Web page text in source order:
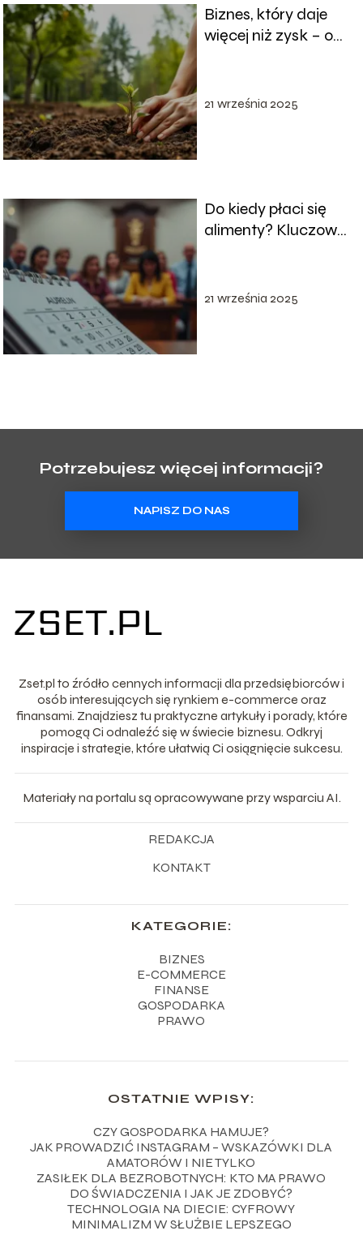
Biznes, który daje
więcej niż zysk – o
regeneracyjnej
21 września 2025
Do kiedy płaci się
alimenty? Kluczowe
21 września 2025
Potrzebujesz więcej informacji?
NAPISZ DO NAS
Zset.pl to źródło cennych informacji dla przedsiębiorców i
osób interesujących się rynkiem e-commerce oraz
finansami. Znajdziesz tu praktyczne artykuły i porady, które
pomogą Ci odnaleźć się w świecie biznesu. Odkryj
inspiracje i strategie, które ułatwią Ci osiągnięcie sukcesu.
Materiały na portalu są opracowywane przy wsparciu AI.
REDAKCJA
KONTAKT
KATEGORIE:
BIZNES
E-COMMERCE
FINANSE
GOSPODARKA
PRAWO
OSTATNIE WPISY:
CZY GOSPODARKA HAMUJE?
JAK PROWADZIĆ INSTAGRAM – WSKAZÓWKI DLA
AMATORÓW I NIE TYLKO
ZASIŁEK DLA BEZROBOTNYCH: KTO MA PRAWO
DO ŚWIADCZENIA I JAK JE ZDOBYĆ?
TECHNOLOGIA NA DIECIE: CYFROWY
MINIMALIZM W SŁUŻBIE LEPSZEGO